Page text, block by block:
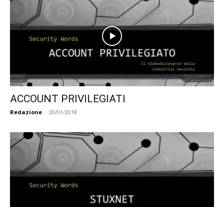
ACCOUNT PRIVILEGIATI
Redazione - 20/01/2018